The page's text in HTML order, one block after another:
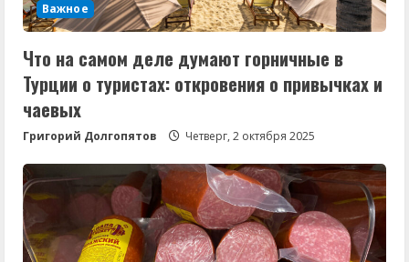
Важное
Что на самом деле думают горничные в
Турции о туристах: откровения о привычках и
чаевых
Григорий Долгопятов Четверг, 2 октября 2025